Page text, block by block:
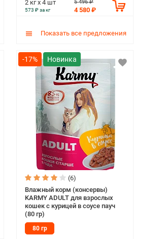
2 кг х 4 шт
573 ₽ за кг
5 496 ₽
4 580 ₽
Показать все предложения
-17%
(6)
Влажный корм (консервы)
KARMY ADULT для взрослых
кошек с курицей в соусе пауч
(80 гр)
80 гр